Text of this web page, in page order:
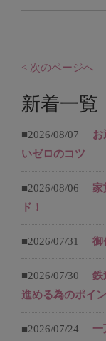
< 次のページへ
新着一覧
■2026/08/07
お
いゼロのコツ
■2026/08/06
家
ド！
■2026/07/31 御
■2026/07/30
鉄
進める為のポイ
■2026/07/24
一